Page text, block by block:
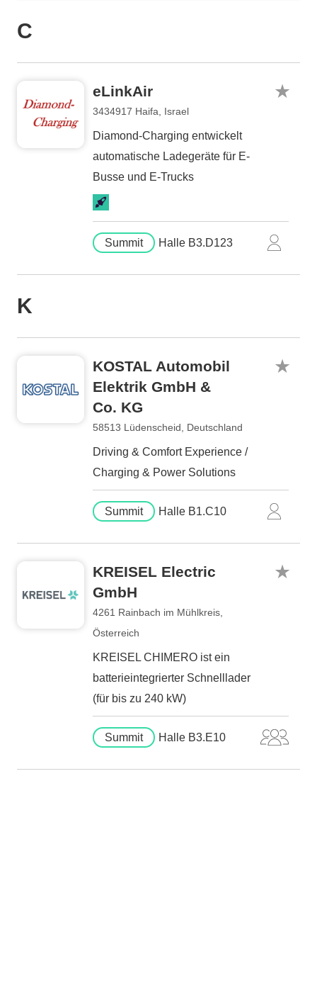
C
eLinkAir
3434917 Haifa, Israel
Diamond-Charging entwickelt
automatische Ladegeräte für E-
Busse und E-Trucks
Summit Halle B3.D123
K
KOSTAL Automobil
Elektrik GmbH &
Co. KG
58513 Lüdenscheid, Deutschland
Driving & Comfort Experience /
Charging & Power Solutions
Summit Halle B1.C10
KREISEL Electric
GmbH
4261 Rainbach im Mühlkreis,
Österreich
KREISEL CHIMERO ist ein
batterieintegrierter Schnelllader
(für bis zu 240 kW)
Summit Halle B3.E10